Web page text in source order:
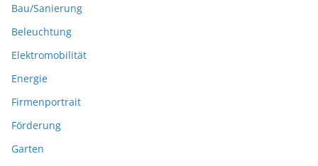
Bau/Sanierung
Beleuchtung
Elektromobilität
Energie
Firmenportrait
Förderung
Garten